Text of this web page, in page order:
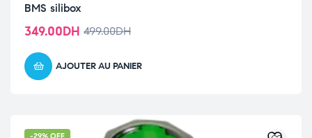
BMS silibox
499.00DH
349.00DH
AJOUTER AU PANIER
-29% OFF